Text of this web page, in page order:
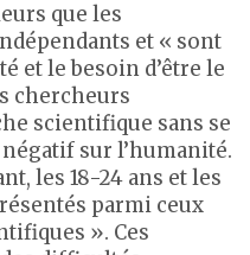
que les
et « sont
et le besoin d’être le
chercheurs
scientifique sans se
sur l’humanité.
les 18-24 ans et les
parmi ceux
». Ces